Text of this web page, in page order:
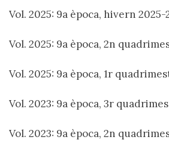
Vol. 2025: 9a època, hivern 2025-
Vol. 2025: 9a època, 2n
Vol. 2025: 9a època, 1r
Vol. 2023: 9a època, 3r
Vol. 2023: 9a època, 2n